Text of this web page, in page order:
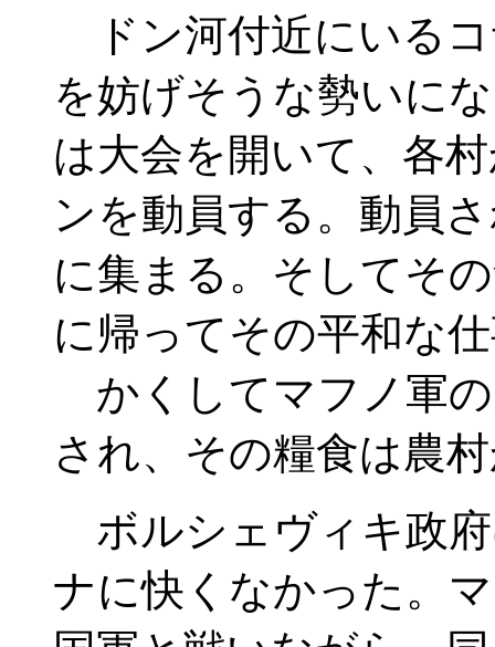
ドン河付近にいる
を妨げそうな勢いに
は大会を開いて、各
ンを動員する。動員
に集まる。そしてそ
に帰ってその平和な
かくしてマフノ軍
され、その糧食は農
ボルシェヴィキ政
ナに快くなかった。